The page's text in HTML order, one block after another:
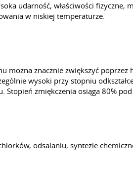
udarność, właściwości
w niskiej temperaturze.
można znacznie zwiększyć
wysoki przy stopniu
zmiękczenia osiąga 80%
odsalaniu, syntezie